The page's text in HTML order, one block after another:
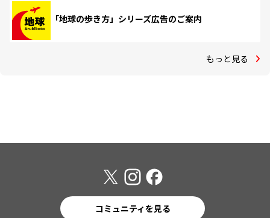
「地球の歩き方」シリーズ広告のご案内
もっと見る
コミュニティを見る